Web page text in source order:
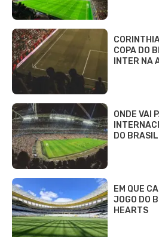
COPA DO
INTER NA
ONDE VAI
DO BRASIL
EM QUE
JOGO DO
HEARTS